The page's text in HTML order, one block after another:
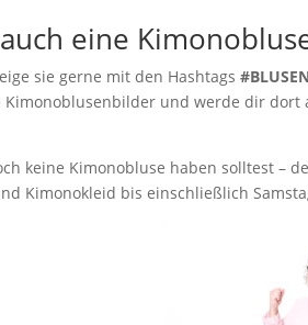
eine
sie gerne mit den Hashtags
Kimonoblusenbilder und werde dir
keine Kimonobluse haben solltest –
Kimonokleid bis einschließlich